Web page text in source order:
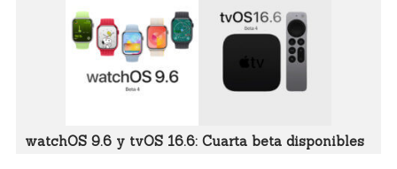
watchOS 9.6 y tvOS 16.6: Cuarta beta disponibles